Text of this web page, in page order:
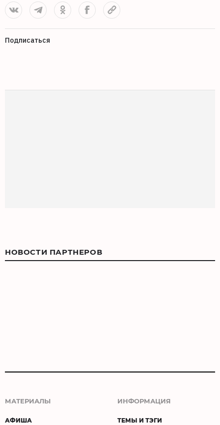
Подписаться
НОВОСТИ ПАРТНЕРОВ
МАТЕРИАЛЫ
АФИША
ИНФОРМАЦИЯ
ТЕМЫ И ТЭГИ